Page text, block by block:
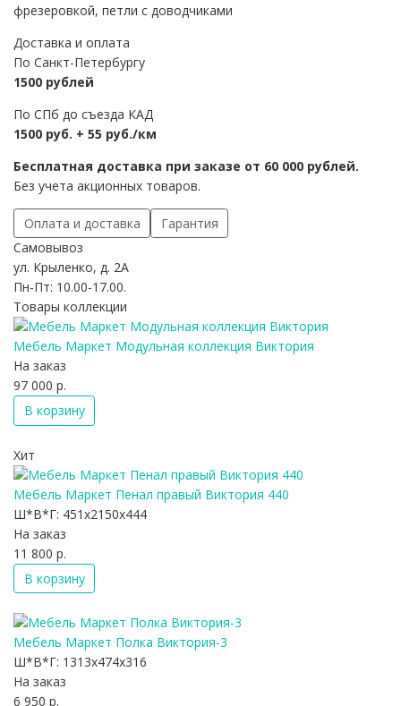
фрезеровкой, петли с доводчиками
Доставка и оплата
По Санкт-Петербургу
1500 рублей
По СПб до съезда КАД
1500 руб. + 55 руб./км
Бесплатная доставка при заказе от 60 000 рублей.
Без учета акционных товаров.
Оплата и доставка
Гарантия
Самовывоз
ул. Крыленко, д. 2А
Пн-Пт: 10.00-17.00.
Товары коллекции
Мебель Маркет Модульная коллекция Виктория
На заказ
97 000 р.
В корзину
Хит
Мебель Маркет Пенал правый Виктория 440
Ш*В*Г: 451x2150x444
На заказ
11 800 р.
В корзину
Мебель Маркет Полка Виктория-3
Ш*В*Г: 1313x474x316
На заказ
6 950 р.